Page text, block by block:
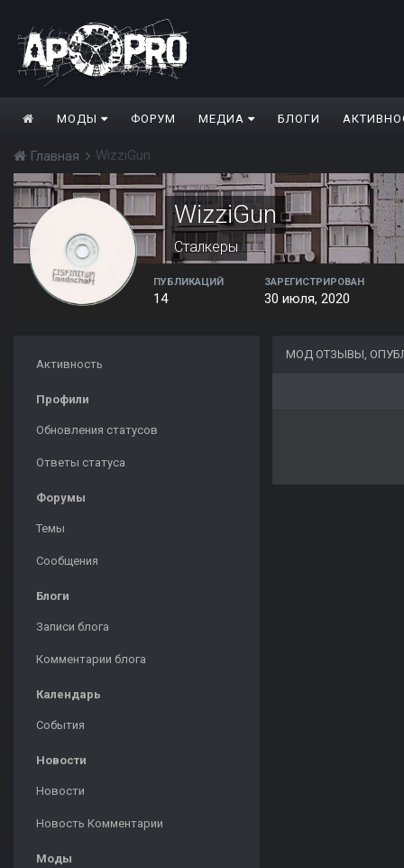
МОДЫ ФОРУМ МЕДИА БЛОГИ
Главная WizziGun
WizziGun
Сталкеры
ПУБЛИКАЦИЙ
14
ЗАРЕГИСТРИРОВАН
30 июля, 2020
Активность
Профили
Обновления статусов
Ответы статуса
Форумы
Темы
Сообщения
Блоги
Записи блога
Комментарии блога
Календарь
События
Новости
Новости
Новость Комментарии
Моды
МОД ОТЗЫВЫ,